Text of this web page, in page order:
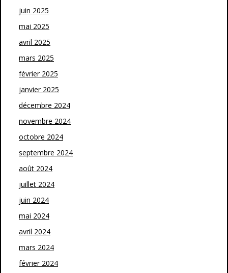
juin 2025
mai 2025
avril 2025
mars 2025
février 2025
janvier 2025
décembre 2024
novembre 2024
octobre 2024
septembre 2024
août 2024
juillet 2024
juin 2024
mai 2024
avril 2024
mars 2024
février 2024